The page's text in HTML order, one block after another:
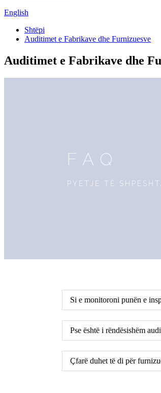
English
Shtëpi
Auditimet e Fabrikave dhe Furnizuesve
Auditimet e Fabrikave dhe
FAQ
PYETJE TË
Si e monitoroni punën e
Pse është i rëndësishëm
Çfarë duhet të di për